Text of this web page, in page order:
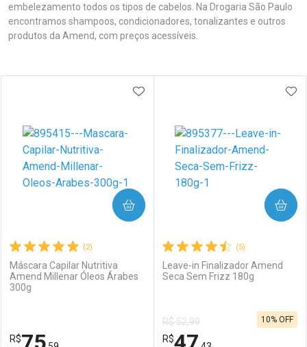
embelezamento todos os tipos de cabelos. Na Drogaria São Paulo
encontramos shampoos, condicionadores, tonalizantes e outros
produtos da Amend, com preços acessíveis.
(2)
Máscara Capilar Nutritiva
Amend Millenar Óleos Árabes
300g
R$
ADICIONAR AOS FAVORITOS
COMPRAR
(5)
Leave-in Finalizador Amend
Seca Sem Frizz 180g
R$ 52,99
R$
10% OFF
COMPRAR